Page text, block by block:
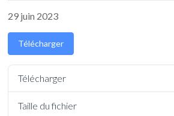
29 juin 2023
Télécharger
Télécharger
Taille du fichier